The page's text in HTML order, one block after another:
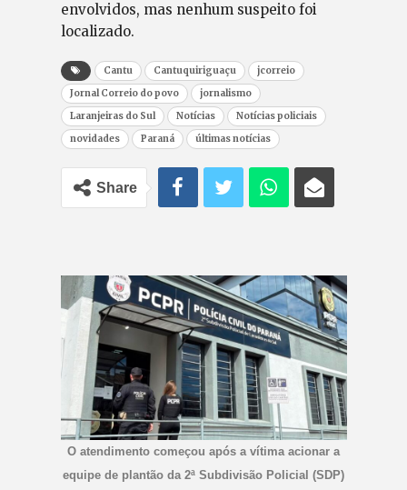
envolvidos, mas nenhum suspeito foi
localizado.
Cantu Cantuquiriguaçu
jcorreio
Jornal Correio do povo
jornalismo
Laranjeiras do Sul
Notícias
Notícias policiais
novidades
Paraná últimas notícias
Share
O atendimento começou após a vítima acionar a
equipe de plantão da 2ª Subdivisão Policial (SDP)